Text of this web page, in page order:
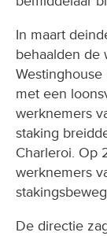
In maart
behaalden de
met een
werknemers
staking
Charleroi. Op
werknemers
De directie